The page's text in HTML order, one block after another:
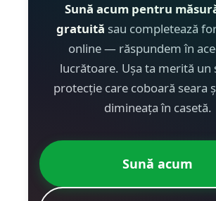
Sună acum pentru
gratuită sau completează
online — răspundem în
lucrătoare. Ușa ta merită un
protecție care coboară seara
dimineața în casetă.
Sună acum